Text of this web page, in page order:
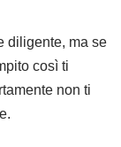
diligente, ma se
così ti
non ti